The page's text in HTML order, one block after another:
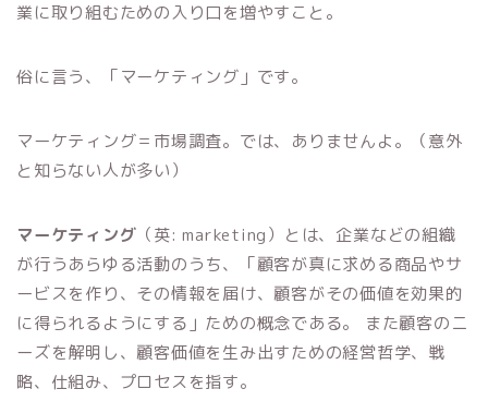
業に取り組むための入り口を増やすこと。
俗に言う、「マーケティング」です。
マーケティング＝市場調査。では、ありませんよ。（意外
と知らない人が多い）
マーケティング （英: marketing）とは、企業などの組織
が行うあらゆる活動のうち、「顧客が真に求める商品やサ
ービスを作り、その情報を届け、顧客がその価値を効果的
に得られるようにする」ための概念である。 また顧客のニ
ーズを解明し、顧客価値を生み出すための経営哲学、戦
略、仕組み、プロセスを指す。